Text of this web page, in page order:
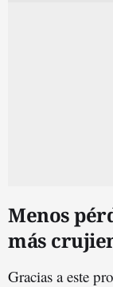
Menos
más
Gracias a este